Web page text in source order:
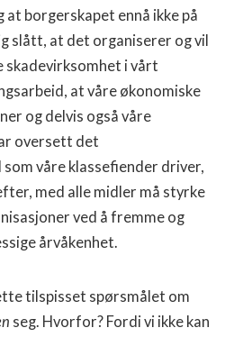
borgerskapet ennå ikke på
slått, at det organiserer og vil
i vårt
at våre økonomiske
og delvis også våre
oversett det
våre klassefiender driver,
med alle midler må styrke
ved å fremme og
årvåkenhet.
tilspisset spørsmålet om
seg. Hvorfor? Fordi vi ikke kan